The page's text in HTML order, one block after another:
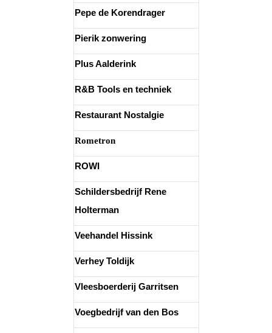
Pepe de Korendrager
Pierik zonwering
Plus Aalderink
R&B Tools en techniek
Restaurant Nostalgie
Rometron
ROWI
Schildersbedrijf Rene
Holterman
Veehandel Hissink
Verhey Toldijk
Vleesboerderij Garritsen
Voegbedrijf van den Bos